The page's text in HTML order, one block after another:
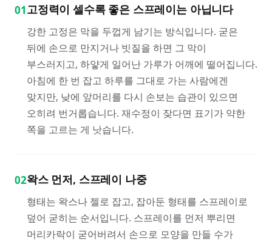
01고정력이 셀수록 좋은 스프레이는 아닙니다
강한 고정은 막을 두껍게 남기는 방식입니다. 굳은
뒤에 손으로 만지거나 빗질을 하면 그 막이
부스러지고, 하얗게 일어난 가루가 어깨에 떨어집니다.
아침에 한 번 잡고 하루를 그대로 가는 사람에겐
맞지만, 낮에 앞머리를 다시 손보는 습관이 있으면
오히려 번거롭습니다. 재수정이 잦다면 표기가 약한
쪽을 고르는 게 낫습니다.
02왁스 먼저, 스프레이 나중
형태는 왁스나 젤로 잡고, 잡아둔 형태를 스프레이로
덮어 굳히는 순서입니다. 스프레이를 먼저 뿌리면
머리카락이 굳어버려서 손으로 모양을 만들 수가